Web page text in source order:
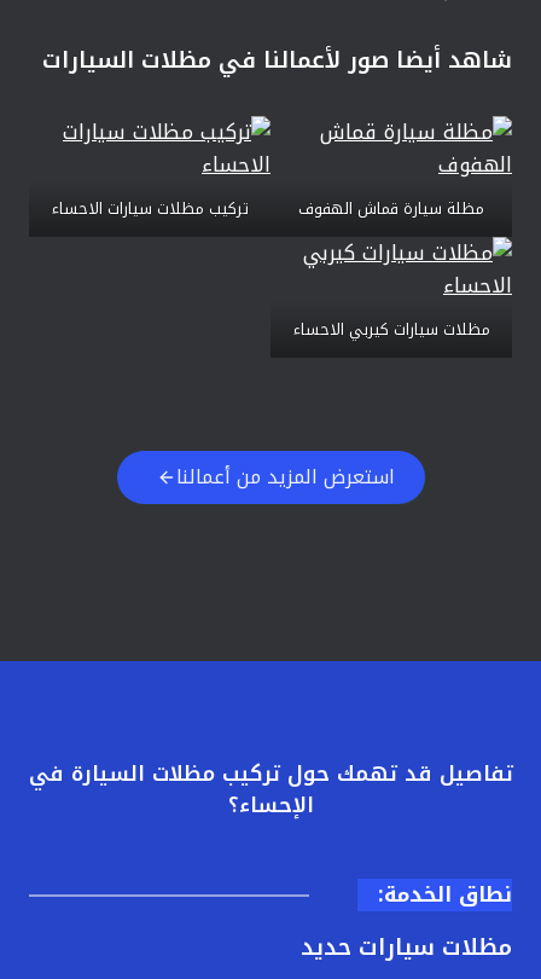
شاهد أيضا صور لأعمالنا في مظلات السيارات
مظلة سيارة قماش الهفوف تركيب مظلات سيارات الاحساء
مظلات سيارات كيربي الاحساء
استعرض المزيد من أعمالنا
تفاصيل قد تهمك حول تركيب مظلات السيارة في
الإحساء؟
نطاق الخدمة:
مظلات سيارات حديد